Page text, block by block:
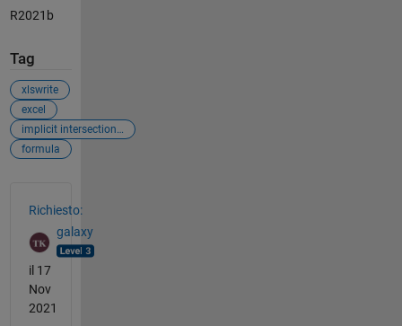
R2021b
Tag
xlswrite
excel
implicit intersection operator
formula
Richiesto:
galaxy
il 17
Nov
2021